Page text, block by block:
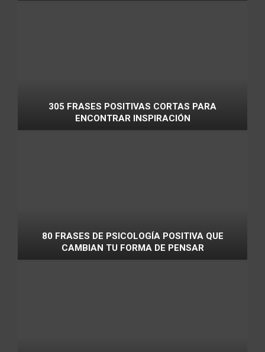
305 FRASES POSITIVAS CORTAS PARA
ENCONTRAR INSPIRACIÓN
80 FRASES DE PSICOLOGÍA POSITIVA QUE
CAMBIAN TU FORMA DE PENSAR